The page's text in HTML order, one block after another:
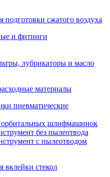
сжатого воздуха
и фитинги
лубрикаторы и масло
материалы
пневматические
шлифмашинок
без пылеотвода
с пылеотводом
вклейки стекол